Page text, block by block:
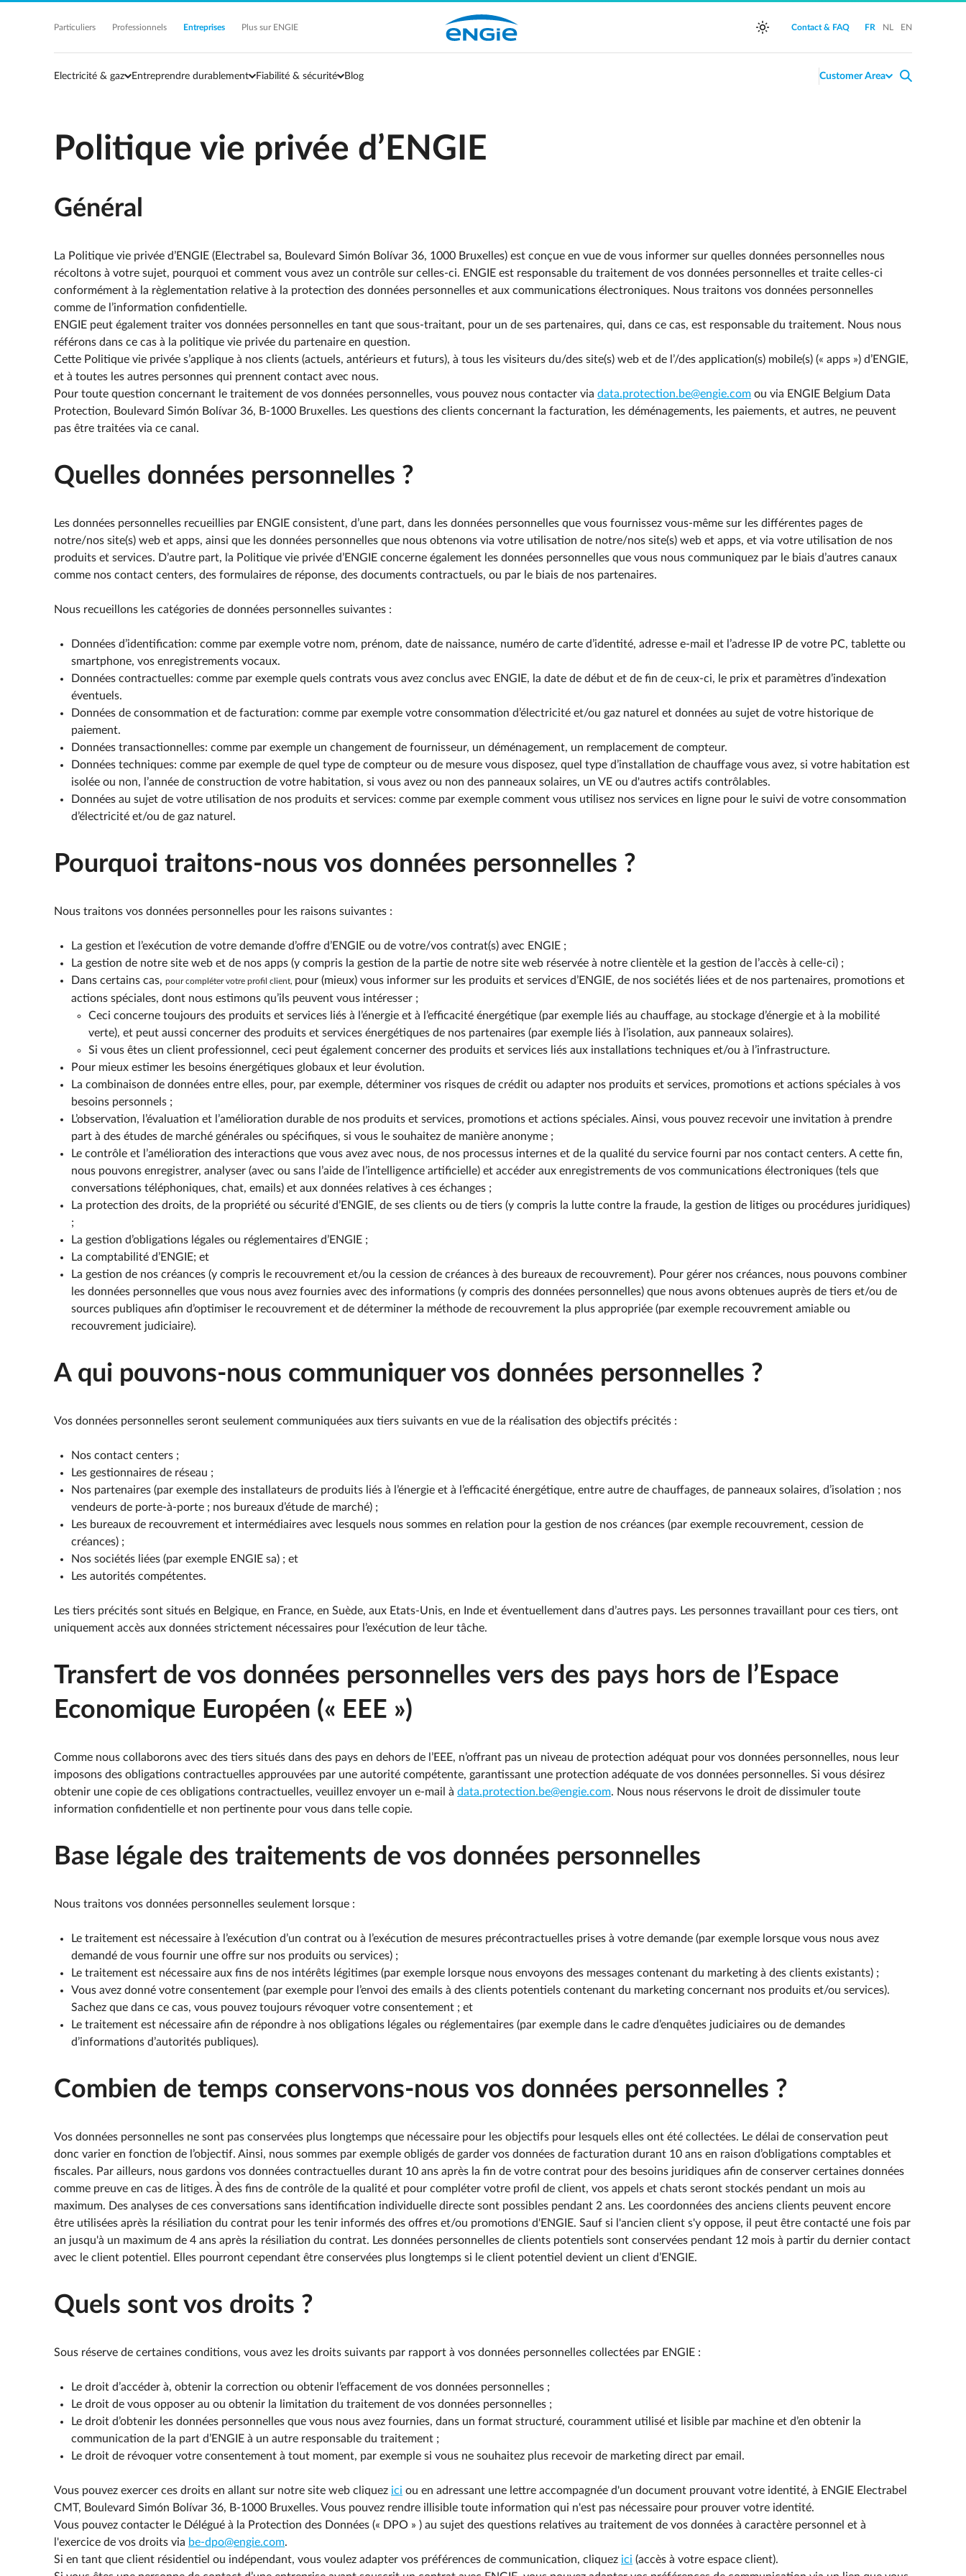
Acc�der au contenu principal
Particuliers Professionnels Entreprises Plus sur ENGIE Contact & FAQ Passer en Fran�ais
FR Passer en
NL Passer en
EN
Electricité & gaz Entreprendre durablement Fiabilité & sécurité Blog Customer Area search
Politique vie privée d’ENGIE
Général
La Politique vie privée d’ENGIE (Electrabel sa, Boulevard Simón Bolívar 36, 1000 Bruxelles) est conçue en vue de vous informer sur quelles données personnelles nous
récoltons à votre sujet, pourquoi et comment vous avez un contrôle sur celles-ci. ENGIE est responsable du traitement de vos données personnelles et traite celles-ci
conformément à la règlementation relative à la protection des données personnelles et aux communications électroniques. Nous traitons vos données personnelles
comme de l’information confidentielle.
ENGIE peut également traiter vos données personnelles en tant que sous-traitant, pour un de ses partenaires, qui, dans ce cas, est responsable du traitement. Nous nous
référons dans ce cas à la politique vie privée du partenaire en question.
Cette Politique vie privée s’applique à nos clients (actuels, antérieurs et futurs), à tous les visiteurs du/des site(s) web et de l’/des application(s) mobile(s) (« apps ») d’ENGIE,
et à toutes les autres personnes qui prennent contact avec nous.
Pour toute question concernant le traitement de vos données personnelles, vous pouvez nous contacter via data.protection.be@engie.com ou via ENGIE Belgium Data
Protection, Boulevard Simón Bolívar 36, B-1000 Bruxelles. Les questions des clients concernant la facturation, les déménagements, les paiements, et autres, ne peuvent
pas être traitées via ce canal.
Quelles données personnelles ?
Les données personnelles recueillies par ENGIE consistent, d’une part, dans les données personnelles que vous fournissez vous-même sur les différentes pages de
notre/nos site(s) web et apps, ainsi que les données personnelles que nous obtenons via votre utilisation de notre/nos site(s) web et apps, et via votre utilisation de nos
produits et services. D’autre part, la Politique vie privée d’ENGIE concerne également les données personnelles que vous nous communiquez par le biais d’autres canaux
comme nos contact centers, des formulaires de réponse, des documents contractuels, ou par le biais de nos partenaires.
Nous recueillons les catégories de données personnelles suivantes :
Données d’identification: comme par exemple votre nom, prénom, date de naissance, numéro de carte d’identité, adresse e-mail et l’adresse IP de votre PC, tablette ou
smartphone, vos enregistrements vocaux.
Données contractuelles: comme par exemple quels contrats vous avez conclus avec ENGIE, la date de début et de fin de ceux-ci, le prix et paramètres d’indexation
éventuels.
Données de consommation et de facturation: comme par exemple votre consommation d’électricité et/ou gaz naturel et données au sujet de votre historique de
paiement.
Données transactionnelles: comme par exemple un changement de fournisseur, un déménagement, un remplacement de compteur.
Données techniques: comme par exemple de quel type de compteur ou de mesure vous disposez, quel type d’installation de chauffage vous avez, si votre habitation est
isolée ou non, l’année de construction de votre habitation, si vous avez ou non des panneaux solaires, un VE ou d'autres actifs contrôlables.
Données au sujet de votre utilisation de nos produits et services: comme par exemple comment vous utilisez nos services en ligne pour le suivi de votre consommation
d’électricité et/ou de gaz naturel.
Pourquoi traitons-nous vos données personnelles ?
Nous traitons vos données personnelles pour les raisons suivantes :
La gestion et l’exécution de votre demande d’offre d’ENGIE ou de votre/vos contrat(s) avec ENGIE ;
La gestion de notre site web et de nos apps (y compris la gestion de la partie de notre site web réservée à notre clientèle et la gestion de l’accès à celle-ci) ;
Dans certains cas, pour compléter votre profil client, pour (mieux) vous informer sur les produits et services d’ENGIE, de nos sociétés liées et de nos partenaires, promotions et
actions spéciales, dont nous estimons qu’ils peuvent vous intéresser ;
Ceci concerne toujours des produits et services liés à l’énergie et à l’efficacité énergétique (par exemple liés au chauffage, au stockage d’énergie et à la mobilité
verte), et peut aussi concerner des produits et services énergétiques de nos partenaires (par exemple liés à l’isolation, aux panneaux solaires).
Si vous êtes un client professionnel, ceci peut également concerner des produits et services liés aux installations techniques et/ou à l’infrastructure.
Pour mieux estimer les besoins énergétiques globaux et leur évolution.
La combinaison de données entre elles, pour, par exemple, déterminer vos risques de crédit ou adapter nos produits et services, promotions et actions spéciales à vos
besoins personnels ;
L’observation, l’évaluation et l’amélioration durable de nos produits et services, promotions et actions spéciales. Ainsi, vous pouvez recevoir une invitation à prendre
part à des études de marché générales ou spécifiques, si vous le souhaitez de manière anonyme ;
Le contrôle et l’amélioration des interactions que vous avez avec nous, de nos processus internes et de la qualité du service fourni par nos contact centers. A cette fin,
nous pouvons enregistrer, analyser (avec ou sans l’aide de l’intelligence artificielle) et accéder aux enregistrements de vos communications électroniques (tels que
conversations téléphoniques, chat, emails) et aux données relatives à ces échanges ;
La protection des droits, de la propriété ou sécurité d’ENGIE, de ses clients ou de tiers (y compris la lutte contre la fraude, la gestion de litiges ou procédures juridiques)
;
La gestion d’obligations légales ou réglementaires d’ENGIE ;
La comptabilité d’ENGIE; et
La gestion de nos créances (y compris le recouvrement et/ou la cession de créances à des bureaux de recouvrement). Pour gérer nos créances, nous pouvons combiner
les données personnelles que vous nous avez fournies avec des informations (y compris des données personnelles) que nous avons obtenues auprès de tiers et/ou de
sources publiques afin d’optimiser le recouvrement et de déterminer la méthode de recouvrement la plus appropriée (par exemple recouvrement amiable ou
recouvrement judiciaire).
A qui pouvons-nous communiquer vos données personnelles ?
Vos données personnelles seront seulement communiquées aux tiers suivants en vue de la réalisation des objectifs précités :
Nos contact centers ;
Les gestionnaires de réseau ;
Nos partenaires (par exemple des installateurs de produits liés à l’énergie et à l’efficacité énergétique, entre autre de chauffages, de panneaux solaires, d’isolation ; nos
vendeurs de porte-à-porte ; nos bureaux d’étude de marché) ;
Les bureaux de recouvrement et intermédiaires avec lesquels nous sommes en relation pour la gestion de nos créances (par exemple recouvrement, cession de
créances) ;
Nos sociétés liées (par exemple ENGIE sa) ; et
Les autorités compétentes.
Les tiers précités sont situés en Belgique, en France, en Suède, aux Etats-Unis, en Inde et éventuellement dans d’autres pays. Les personnes travaillant pour ces tiers, ont
uniquement accès aux données strictement nécessaires pour l’exécution de leur tâche.
Transfert de vos données personnelles vers des pays hors de l’Espace
Economique Européen (« EEE »)
Comme nous collaborons avec des tiers situés dans des pays en dehors de l’EEE, n’offrant pas un niveau de protection adéquat pour vos données personnelles, nous leur
imposons des obligations contractuelles approuvées par une autorité compétente, garantissant une protection adéquate de vos données personnelles. Si vous désirez
obtenir une copie de ces obligations contractuelles, veuillez envoyer un e-mail à data.protection.be@engie.com. Nous nous réservons le droit de dissimuler toute
information confidentielle et non pertinente pour vous dans telle copie.
Base légale des traitements de vos données personnelles
Nous traitons vos données personnelles seulement lorsque :
Le traitement est nécessaire à l’exécution d’un contrat ou à l’exécution de mesures précontractuelles prises à votre demande (par exemple lorsque vous nous avez
demandé de vous fournir une offre sur nos produits ou services) ;
Le traitement est nécessaire aux fins de nos intérêts légitimes (par exemple lorsque nous envoyons des messages contenant du marketing à des clients existants) ;
Vous avez donné votre consentement (par exemple pour l’envoi des emails à des clients potentiels contenant du marketing concernant nos produits et/ou services).
Sachez que dans ce cas, vous pouvez toujours révoquer votre consentement ; et
Le traitement est nécessaire afin de répondre à nos obligations légales ou réglementaires (par exemple dans le cadre d’enquêtes judiciaires ou de demandes
d’informations d’autorités publiques).
Combien de temps conservons-nous vos données personnelles ?
Vos données personnelles ne sont pas conservées plus longtemps que nécessaire pour les objectifs pour lesquels elles ont été collectées. Le délai de conservation peut
donc varier en fonction de l’objectif. Ainsi, nous sommes par exemple obligés de garder vos données de facturation durant 10 ans en raison d’obligations comptables et
fiscales. Par ailleurs, nous gardons vos données contractuelles durant 10 ans après la fin de votre contrat pour des besoins juridiques afin de conserver certaines données
comme preuve en cas de litiges. À des fins de contrôle de la qualité et pour compléter votre profil de client, vos appels et chats seront stockés pendant un mois au
maximum. Des analyses de ces conversations sans identification individuelle directe sont possibles pendant 2 ans. Les coordonnées des anciens clients peuvent encore
être utilisées après la résiliation du contrat pour les tenir informés des offres et/ou promotions d'ENGIE. Sauf si l'ancien client s'y oppose, il peut être contacté une fois par
an jusqu'à un maximum de 4 ans après la résiliation du contrat. Les données personnelles de clients potentiels sont conservées pendant 12 mois à partir du dernier contact
avec le client potentiel. Elles pourront cependant être conservées plus longtemps si le client potentiel devient un client d’ENGIE.
Quels sont vos droits ?
Sous réserve de certaines conditions, vous avez les droits suivants par rapport à vos données personnelles collectées par ENGIE :
Le droit d’accéder à, obtenir la correction ou obtenir l’effacement de vos données personnelles ;
Le droit de vous opposer au ou obtenir la limitation du traitement de vos données personnelles ;
Le droit d’obtenir les données personnelles que vous nous avez fournies, dans un format structuré, couramment utilisé et lisible par machine et d’en obtenir la
communication de la part d’ENGIE à un autre responsable du traitement ;
Le droit de révoquer votre consentement à tout moment, par exemple si vous ne souhaitez plus recevoir de marketing direct par email.
Vous pouvez exercer ces droits en allant sur notre site web cliquez ici ou en adressant une lettre accompagnée d'un document prouvant votre identité, à ENGIE Electrabel
CMT, Boulevard Simón Bolívar 36, B-1000 Bruxelles. Vous pouvez rendre illisible toute information qui n'est pas nécessaire pour prouver votre identité.
Vous pouvez contacter le Délégué à la Protection des Données (« DPO » ) au sujet des questions relatives au traitement de vos données à caractère personnel et à
l'exercice de vos droits via be-dpo@engie.com.
Si en tant que client résidentiel ou indépendant, vous voulez adapter vos préférences de communication, cliquez ici (accès à votre espace client).